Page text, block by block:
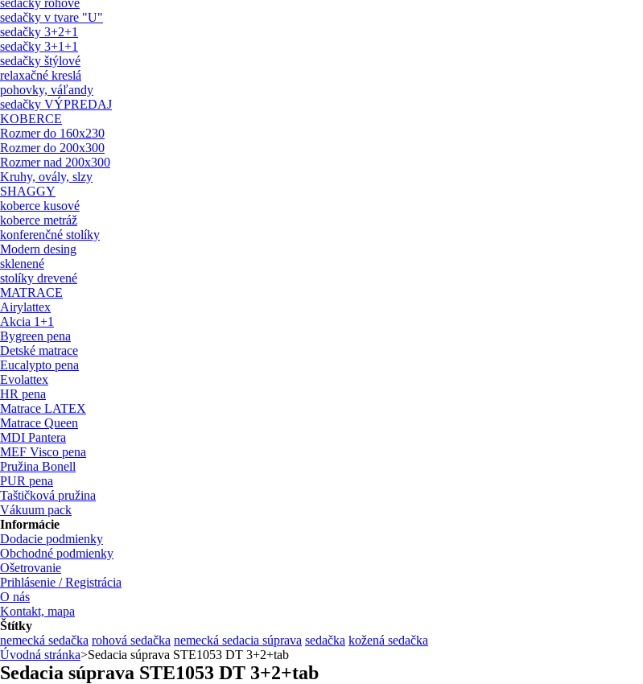
sedačky rohové
sedačky v tvare "U"
sedačky 3+2+1
sedačky 3+1+1
sedačky štýlové
relaxačné kreslá
pohovky, váľandy
sedačky VÝPREDAJ
KOBERCE
Rozmer do 160x230
Rozmer do 200x300
Rozmer nad 200x300
Kruhy, ovály, slzy
SHAGGY
koberce kusové
koberce metráž
konferenčné stolíky
Modern desing
sklenené
stolíky drevené
MATRACE
Airylattex
Akcia 1+1
Bygreen pena
Detské matrace
Eucalypto pena
Evolattex
HR pena
Matrace LATEX
Matrace Queen
MDI Pantera
MEF Visco pena
Pružina Bonell
PUR pena
Taštičková pružina
Vákuum pack
Informácie
Dodacie podmienky
Obchodné podmienky
Ošetrovanie
Prihlásenie / Registrácia
O nás
Kontakt, mapa
Štítky
nemecká sedačka rohová sedačka nemecká sedacia súprava sedačka kožená sedačka
Úvodná stránka>Sedacia súprava STE1053 DT 3+2+tab
Sedacia súprava STE1053 DT 3+2+tab